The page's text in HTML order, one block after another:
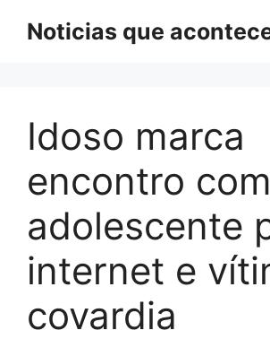
Noticias que
Idoso marca
encontro com
adolescente
internet e
covardia